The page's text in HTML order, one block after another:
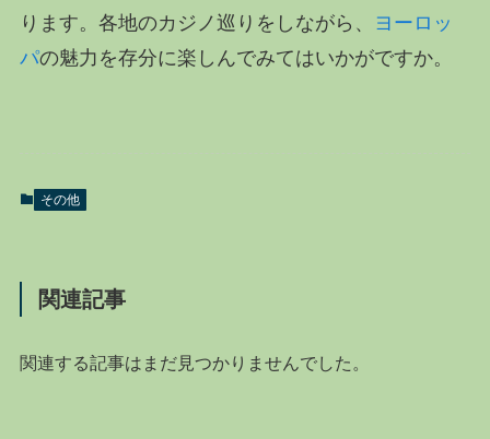
ります。各地のカジノ巡りをしながら、
ヨーロッ
パの魅力を存分に楽しんでみてはいかがですか。
その他
関連記事
関連する記事はまだ見つかりませんでした。